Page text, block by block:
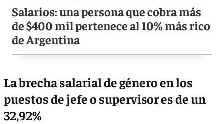
Salarios: una persona que cobra más
de $400 mil pertenece al 10% más rico
de Argentina
La brecha salarial de género en los
puestos de jefe o supervisor es de un
32,92%